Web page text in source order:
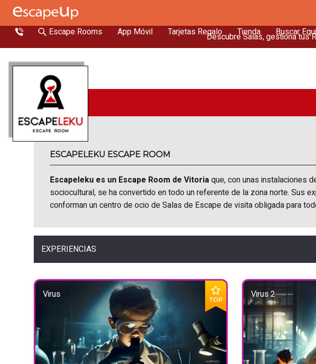
Escape Rooms App Móvil Tarjetas Regalo Tienda Buscar
Descubre Salas, gestiona tus
ESCAPELEKU ESCAPE ROOM
Escapeleku es un Escape Room de Vitoriaque, con unas instalaciones
sociocultural, se ha convertido en todo un referente de la zona norte. Sus
conforman un centro de ocio de Salas de Escape de visita obligada para
EXPERIENCIAS
TOP
Virus Virus 2